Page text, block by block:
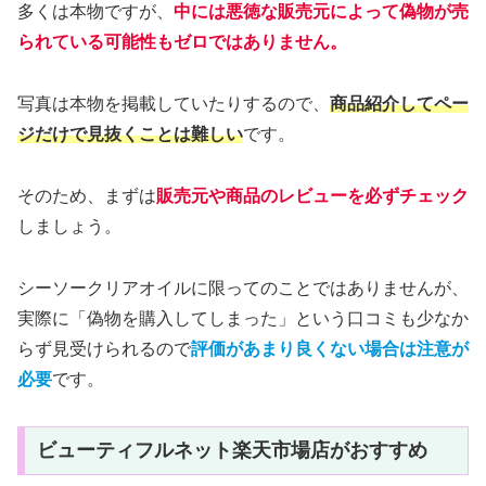
多くは本物ですが、 中には悪徳な販売元によって偽物が売
られている可能性もゼロではありません。
写真は本物を掲載していたりするので、 商品紹介してペー
ジだけで見抜くことは難しいです。
そのため、まずは販売元や商品のレビューを必ずチェック
しましょう。
シーソークリアオイルに限ってのことではありませんが、
実際に「偽物を購入してしまった」という口コミも少なか
らず見受けられるので評価があまり良くない場合は注意が
必要です。
ビューティフルネット楽天市場店がおすすめ